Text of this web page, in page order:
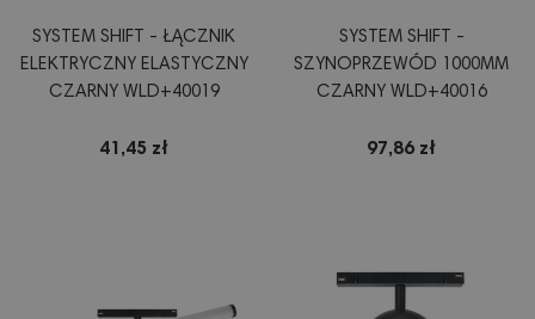
SYSTEM SHIFT - ŁĄCZNIK
ELEKTRYCZNY ELASTYCZNY
CZARNY WLD+40019
41,45 zł
SYSTEM SHIFT -
SZYNOPRZEWÓD 1000MM
CZARNY WLD+40016
97,86 zł